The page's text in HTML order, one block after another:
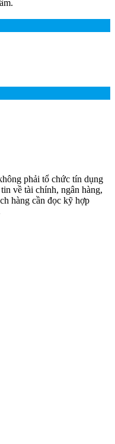
phải tổ chức tín dụng
về tài chính, ngân hàng,
hàng cần đọc kỹ hợp